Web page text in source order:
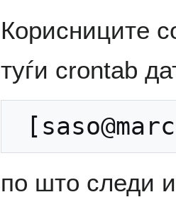
Корисниците
туѓи crontab
по што следи